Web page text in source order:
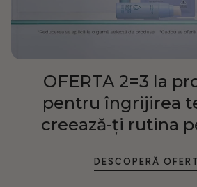
OFERTA 2=3 la
pentru îngrijirea
creează-ți rutina
DESCOPERĂ